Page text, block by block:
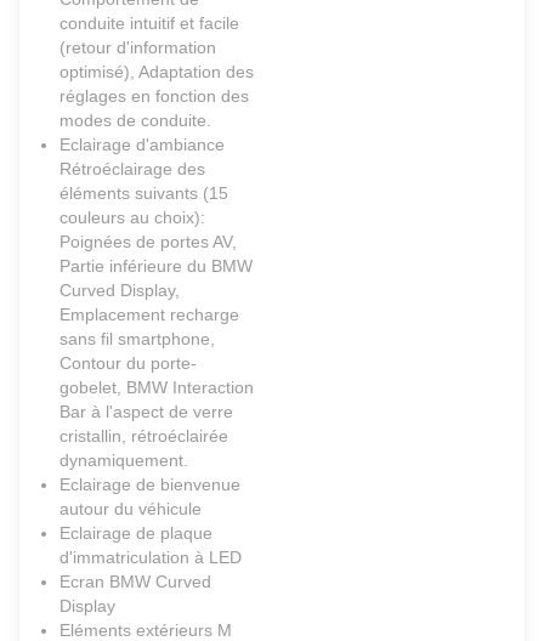
conduite intuitif et facile
(retour d'information
optimisé), Adaptation des
réglages en fonction des
modes de conduite.
Eclairage d'ambiance
Rétroéclairage des
éléments suivants (15
couleurs au choix):
Poignées de portes AV,
Partie inférieure du BMW
Curved Display,
Emplacement recharge
sans fil smartphone,
Contour du porte-
gobelet, BMW Interaction
Bar à l'aspect de verre
cristallin, rétroéclairée
dynamiquement.
Eclairage de bienvenue
autour du véhicule
Eclairage de plaque
d'immatriculation à LED
Ecran BMW Curved
Display
Eléments extérieurs M